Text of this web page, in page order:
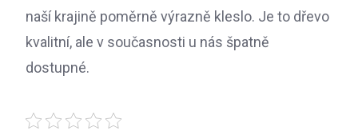
naší krajině poměrně výrazně kleslo. Je to dřevo
kvalitní, ale v současnosti u nás špatně
dostupné.